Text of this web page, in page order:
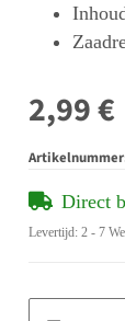
2,99 €
Direct
Levertijd: 2 - 7